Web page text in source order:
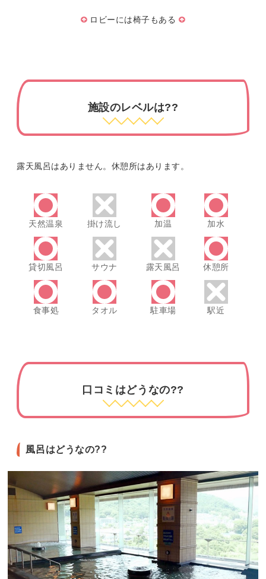
ロビーには椅子もある
施設のレベルは??
露天風呂はありません。休憩所はあります。
天然温泉 掛け流し 加温 加水
貸切風呂 サウナ 露天風呂 休憩所
食事処 タオル 駐車場 駅近
口コミはどうなの??
風呂はどうなの??